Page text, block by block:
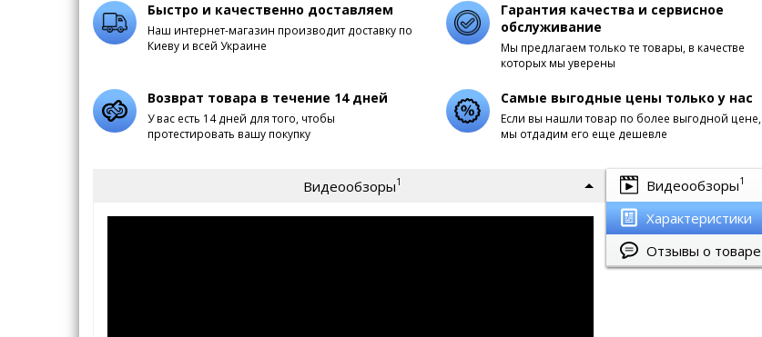
Быстро и качественно доставляем
Наш интернет-магазин производит доставку по
Киеву и всей Украине
Гарантия качества и сервисное
обслуживание
Мы предлагаем только те товары, в качестве
которых мы уверены
Возврат товара в течение 14 дней
У вас есть 14 дней для того, чтобы
протестировать вашу покупку
Самые выгодные цены только у нас
Если вы нашли товар по более выгодной цене,
мы отдадим его еще дешевле
Видеообзоры1
Характеристики
Отзывы о товаре
Видеообзоры1